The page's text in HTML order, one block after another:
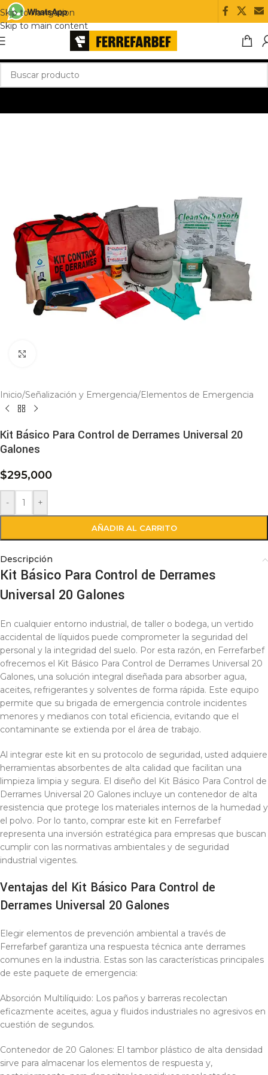
Skip to navigation
Skip to main content
Inicio/Señalización y Emergencia/Elementos de Emergencia
Kit Básico Para Control de Derrames Universal 20
Galones
$295,000
- +
AÑADIR AL CARRITO
Descripción
Kit Básico Para Control de Derrames
Universal 20 Galones
En cualquier entorno industrial, de taller o bodega, un vertido
accidental de líquidos puede comprometer la seguridad del
personal y la integridad del suelo. Por esta razón, en Ferrefarbef
ofrecemos el Kit Básico Para Control de Derrames Universal 20
Galones, una solución integral diseñada para absorber agua,
aceites, refrigerantes y solventes de forma rápida. Este equipo
permite que su brigada de emergencia controle incidentes
menores y medianos con total eficiencia, evitando que el
contaminante se extienda por el área de trabajo.
Al integrar este kit en su protocolo de seguridad, usted adquiere
herramientas absorbentes de alta calidad que facilitan una
limpieza limpia y segura. El diseño del Kit Básico Para Control de
Derrames Universal 20 Galones incluye un contenedor de alta
resistencia que protege los materiales internos de la humedad y
el polvo. Por lo tanto, comprar este kit en Ferrefarbef
representa una inversión estratégica para empresas que buscan
cumplir con las normativas ambientales y de seguridad
industrial vigentes.
Ventajas del Kit Básico Para Control de
Derrames Universal 20 Galones
Elegir elementos de prevención ambiental a través de
Ferrefarbef garantiza una respuesta técnica ante derrames
comunes en la industria. Estas son las características principales
de este paquete de emergencia:
Absorción Multilíquido: Los paños y barreras recolectan
eficazmente aceites, agua y fluidos industriales no agresivos en
cuestión de segundos.
Contenedor de 20 Galones: El tambor plástico de alta densidad
sirve para almacenar los elementos de respuesta y,